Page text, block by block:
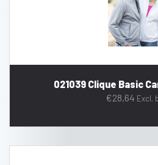
021039 Clique Basic
€28,64 Excl.